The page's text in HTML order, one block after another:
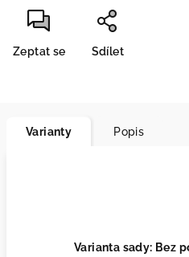
cena:
Zeptat se Sdílet
Varianty Popis
Varianta sady: Bez